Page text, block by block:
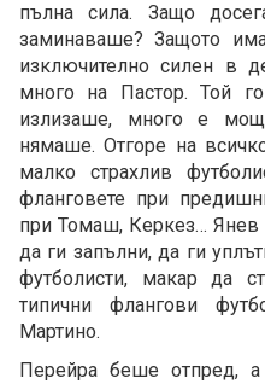
пълна сила. Защо
заминаваше? Защото
изключително силен в
много на Пастор. Той
излизаше, много е
нямаше. Отгоре на
малко страхлив
фланговете при
при Томаш, Керкез… Янев
да ги запълни, да ги
футболисти, макар да
типични флангови
Мартино.
Перейра беше отпред, а